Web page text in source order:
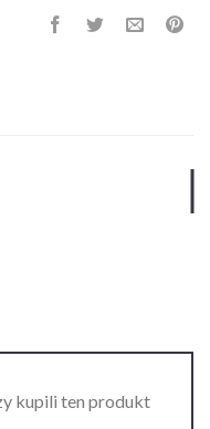
kupili ten produkt